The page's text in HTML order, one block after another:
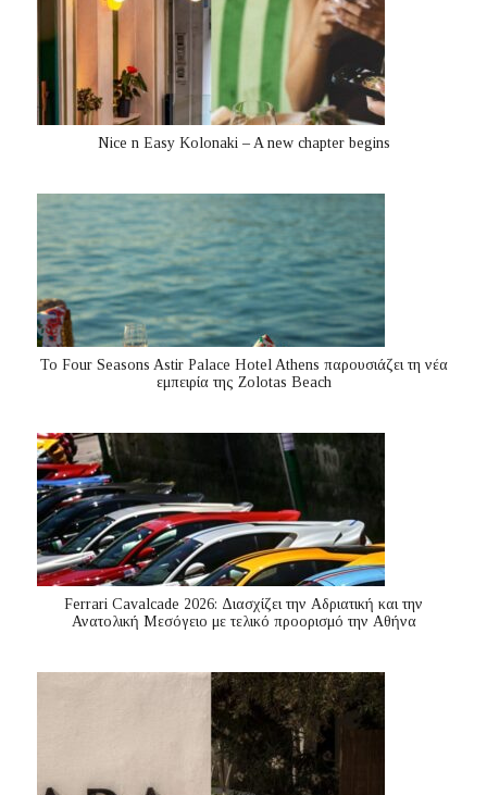
Nice n Easy Kolonaki – A new chapter begins
Το Four Seasons Astir Palace Hotel Athens παρουσιάζει τη νέα
εμπειρία της Zolotas Beach
Ferrari Cavalcade 2026: Διασχίζει την Αδριατική και την
Ανατολική Μεσόγειo με τελικό προορισμό την Αθήνα